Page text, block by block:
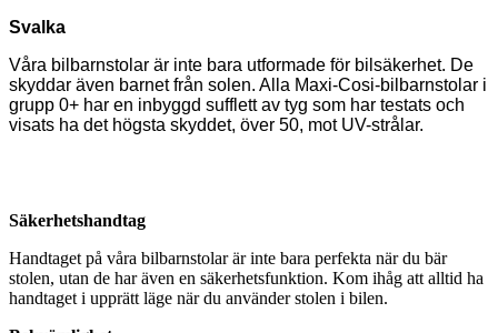
Svalka
Våra bilbarnstolar är inte bara utformade för bilsäkerhet. De
skyddar även barnet från solen. Alla Maxi-Cosi-bilbarnstolar i
grupp 0+ har en inbyggd sufflettav tyg som har testats och
visats ha det högsta skyddet, över 50, mot UV-strålar.
Säkerhetshandtag
Handtaget på våra bilbarnstolar är inte bara perfekta när du bär
stolen, utan de har även en säkerhetsfunktion. Kom ihåg att alltid ha
handtaget i upprätt läge när du använder stolen i bilen.